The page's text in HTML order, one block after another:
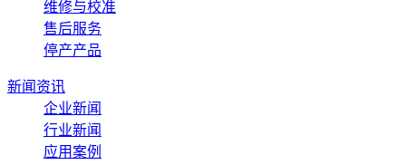
维修与校准
售后服务
停产产品
新闻资讯
企业新闻
行业新闻
应用案例